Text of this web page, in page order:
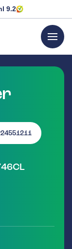
9.2
menu